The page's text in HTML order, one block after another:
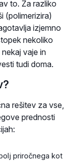
to. Za razliko
(polimerizira)
izjemno
nekoliko
vaje in
tudi doma.
rešitev za vse,
prednosti
priročnega kot